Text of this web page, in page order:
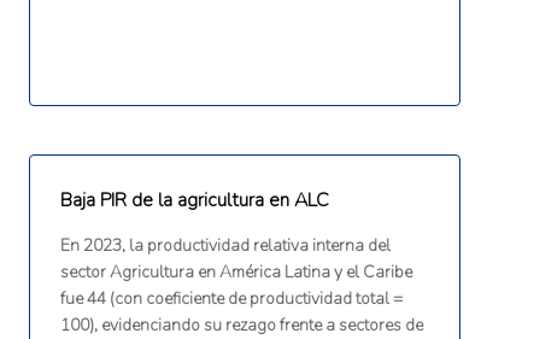
Baja PIR de la agricultura en ALC
En 2023, la productividad relativa interna del
sector Agricultura en América Latina y el Caribe
fue 44 (con coeficiente de productividad total =
100), evidenciando su rezago frente a sectores de